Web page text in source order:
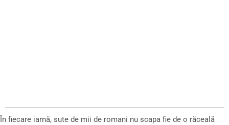
În fiecare iarnă, sute de mii de romani nu scapa fie de o răceală